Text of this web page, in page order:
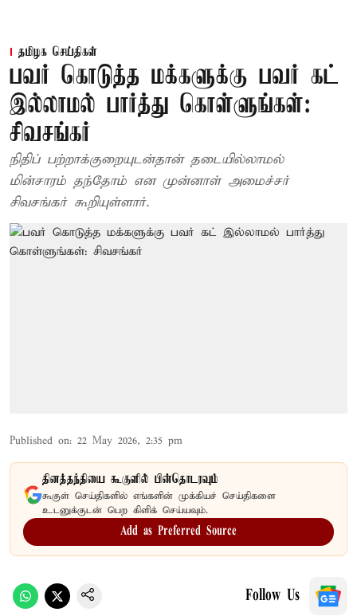
தமிழக செய்திகள்
பவர் கொடுத்த மக்களுக்கு பவர் கட்
இல்லாமல் பார்த்து கொள்ளுங்கள்:
சிவசங்கர்
நிதிப் பற்றாக்குறையுடன்தான் தடையில்லாமல்
மின்சாரம் தந்தோம் என முன்னாள் அமைச்சர்
சிவசங்கர் கூறியுள்ளார்.
Published on: 22 May 2026, 2:35 pm
தினத்தந்தியை கூகுளில் பின்தொடரவும்
கூகுள் செய்திகளில் எங்களின் முக்கியச் செய்திகளை
உடனுக்குடன் பெற கிளிக் செய்யவும்.
Add as Preferred Source
Follow Us